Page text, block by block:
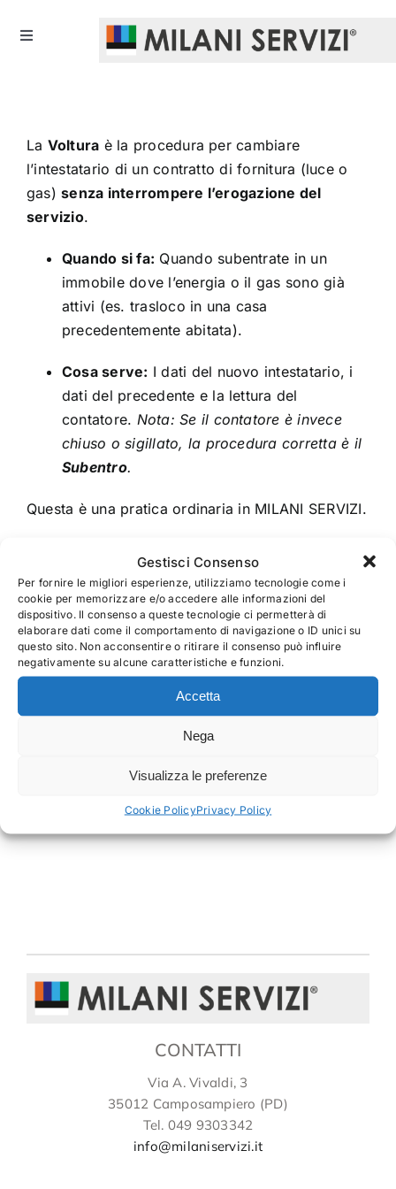
Gestisci Consenso
Per fornire le migliori esperienze, utilizziamo tecnologie come i
cookie per memorizzare e/o accedere alle informazioni del
dispositivo. Il consenso a queste tecnologie ci permetterà di
elaborare dati come il comportamento di navigazione o ID unici su
questo sito. Non acconsentire o ritirare il consenso può influire
negativamente su alcune caratteristiche e funzioni.
Accetta
Nega
Visualizza le preferenze
Cookie PolicyPrivacy Policy
Toggle
CHI SIAMO
SERVIZI
UTILITA’
CONVENZIONI
NOTIZIE
La Voltura è la procedura per cambiare
l’intestatario di un contratto di fornitura (luce o
gas)senza interrompere l’erogazione del
servizio.
Quando si fa: Quando subentrate in un
immobile dove l’energia o il gas sono già
attivi (es. trasloco in una casa
precedentemente abitata).
Cosa serve: I dati del nuovo intestatario, i
dati del precedente e la lettura del
contatore. Nota: Se il contatore è invece
chiuso o sigillato, la procedura corretta è il
Subentro.
Questa è una pratica ordinaria in MILANI SERVIZI.
16 Gennaio 2026 Commenti disabilitatisu
Cos’è
una
Voltura?
Condividi questa notizia,
scegli la tua piattaforma!
LinkedInWhatsApp
Email
CONTATTI
Via A. Vivaldi, 3
35012 Camposampiero (PD)
Tel. 049 9303342
info@milaniservizi.it